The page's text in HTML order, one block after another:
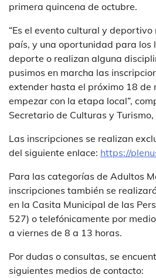
primera quincena de octubre.
“Es el evento cultural y
país, y una oportunidad para los
deporte o realizan alguna
pusimos en marcha las
extender hasta el próximo 18 de
empezar con la etapa local”,
Secretario de Culturas y
Las inscripciones se realizan
del siguiente enlace: https://
Para las categorías de Adultos
inscripciones también se
en la Casita Municipal de las
527) o telefónicamente por
a viernes de 8 a 13 horas.
Por dudas o consultas, se
siguientes medios de contacto: